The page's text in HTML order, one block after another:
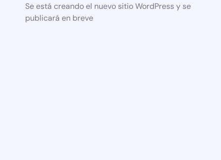
Se está creando el nuevo sitio WordPress y se
publicará en breve